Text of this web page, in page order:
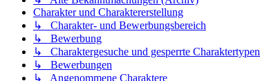
Charakter und Charaktererstellung
↳ Charakter- und Bewerbungsbereich
↳ Bewerbung
↳ Charaktergesuche und gesperrte Charaktertypen
↳ Bewerbungen
↳ Angenommene Charaktere